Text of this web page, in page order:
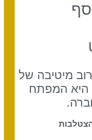
מיטיבה של
היא המפתח